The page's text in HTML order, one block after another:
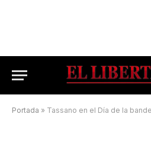
Portada » Tassano en el Día de la bandera: “El legado de